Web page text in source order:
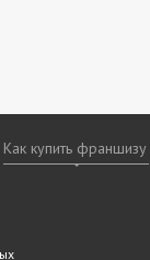
Как купить франшизу